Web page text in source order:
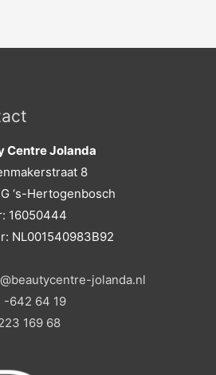
Centre Jolanda
8
‘s-Hertogenbosch
16050444
NL001540983B92
jolanda.nl
-642 64 19
169 68